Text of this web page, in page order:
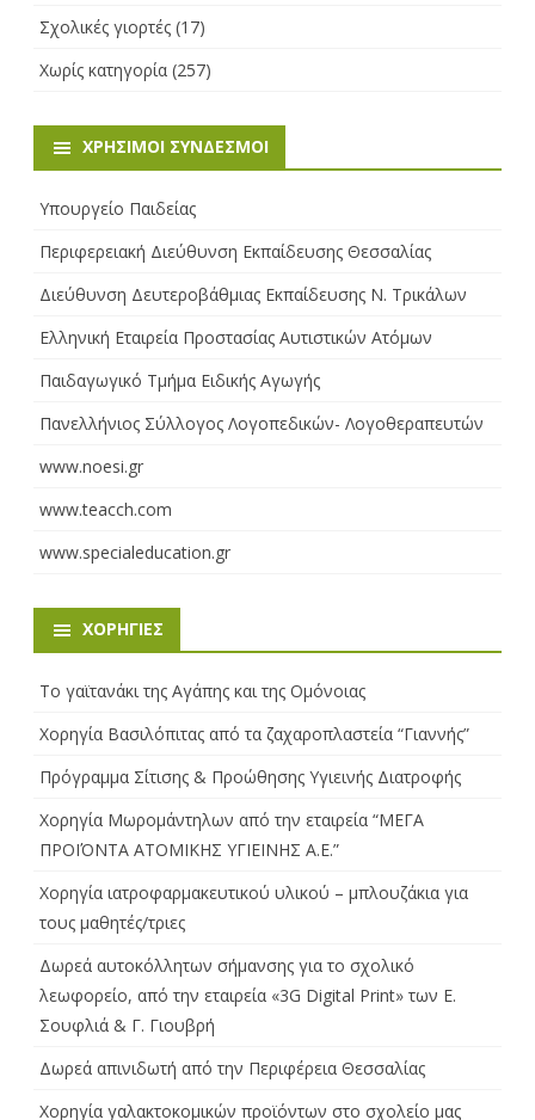
Σχολικές γιορτές (17)
Χωρίς κατηγορία (257)
ΧΡΉΣΙΜΟΙ ΣΎΝΔΕΣΜΟΙ
Υπουργείο Παιδείας
Περιφερειακή Διεύθυνση Εκπαίδευσης Θεσσαλίας
Διεύθυνση Δευτεροβάθμιας Εκπαίδευσης Ν. Τρικάλων
Ελληνική Εταιρεία Προστασίας Αυτιστικών Ατόμων
Παιδαγωγικό Τμήμα Ειδικής Αγωγής
Πανελλήνιος Σύλλογος Λογοπεδικών- Λογοθεραπευτών
www.noesi.gr
www.teacch.com
www.specialeducation.gr
ΧΟΡΗΓΊΕΣ
Το γαϊτανάκι της Αγάπης και της Ομόνοιας
Χορηγία Βασιλόπιτας από τα ζαχαροπλαστεία “Γιαννής”
Πρόγραμμα Σίτισης & Προώθησης Υγιεινής Διατροφής
Χορηγία Μωρομάντηλων από την εταιρεία “ΜΕΓΑ
ΠΡΟΪΌΝΤΑ ΑΤΟΜΙΚΗΣ ΥΓΙΕΙΝΗΣ Α.Ε.”
Χορηγία ιατροφαρμακευτικού υλικού – μπλουζάκια για
τους μαθητές/τριες
Δωρεά αυτοκόλλητων σήμανσης για το σχολικό
λεωφορείο, από την εταιρεία «3G Digital Print» των Ε.
Σουφλιά & Γ. Γιουβρή
Δωρεά απινιδωτή από την Περιφέρεια Θεσσαλίας
Χορηγία γαλακτοκομικών προϊόντων στο σχολείο μας